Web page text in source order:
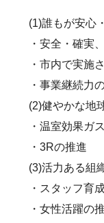
(1)誰もが安心
・安全・確実
・市内で実施
・事業継続力
(2)健やかな地
・温室効果ガ
・3Rの推進
(3)活力ある組
・スタッフ育
・女性活躍の